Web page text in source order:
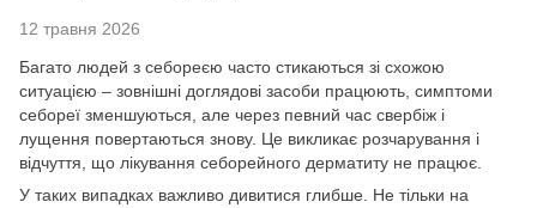
12 травня 2026
Багато людей з себореєю часто стикаються зі схожою
ситуацією – зовнішні доглядові засоби працюють, симптоми
себореї зменшуються, але через певний час свербіж і
лущення повертаються знову. Це викликає розчарування і
відчуття, що лікування себорейного дерматиту не працює.
У таких випадках важливо дивитися глибше. Не тільки на